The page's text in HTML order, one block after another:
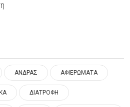
ΑΝΔΡΑΣ ΑΦΙΕΡΩΜΑΤΑ
ΔΙΑΤΡΟΦΗ